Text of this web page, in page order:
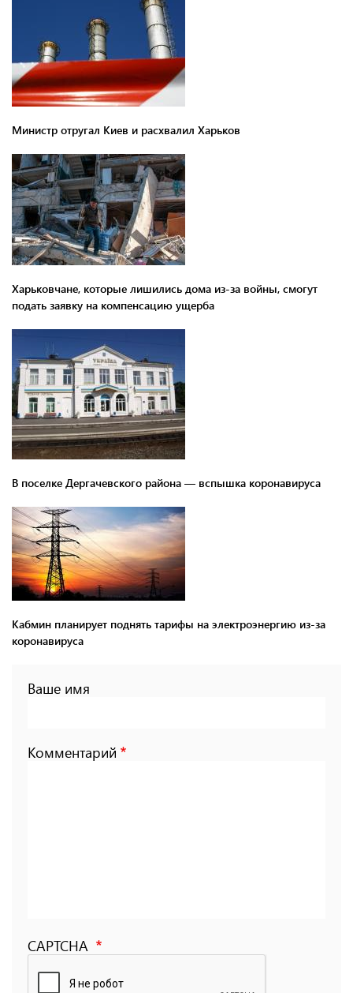
Министр отругал Киев и расхвалил Харьков
Харьковчане, которые лишились дома из-за войны, смогут
подать заявку на компенсацию ущерба
В поселке Дергачевского района — вспышка коронавируса
Кабмин планирует поднять тарифы на электроэнергию из-за
коронавируса
Ваше имя
Комментарий
CAPTCHA